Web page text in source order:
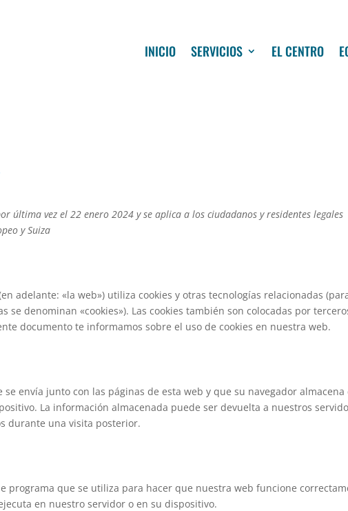
INICIO SERVICIOS EL CENTRO
última vez el 22 enero 2024 y se aplica a los ciudadanos y residentes legales
y Suiza
adelante: «la web») utiliza cookies y otras tecnologías relacionadas
se denominan «cookies»). Las cookies también son colocadas por
documento te informamos sobre el uso de cookies en nuestra web.
envía junto con las páginas de esta web y que su navegador almacena
La información almacenada puede ser devuelta a nuestros
durante una visita posterior.
programa que se utiliza para hacer que nuestra web funcione
en nuestro servidor o en su dispositivo.